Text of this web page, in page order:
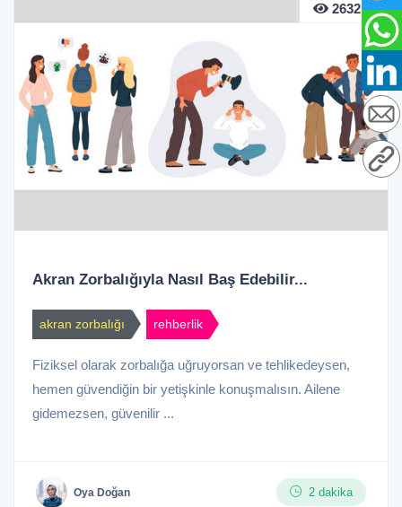
2632
Akran Zorbalığıyla Nasıl Baş Edebilir...
akran zorbalığı rehberlik
Fiziksel olarak zorbalığa uğruyorsan ve tehlikedeysen,
hemen güvendiğin bir yetişkinle konuşmalısın. Ailene
gidemezsen, güvenilir ...
Oya Doğan 2 dakika